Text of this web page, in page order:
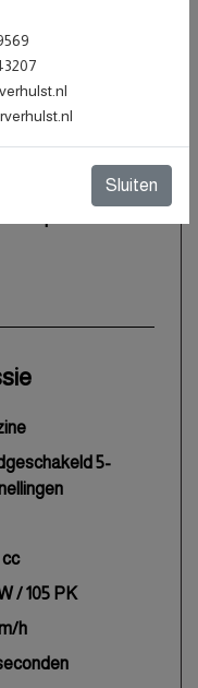
5-
cc
/ 105 PK
h
Sluiten